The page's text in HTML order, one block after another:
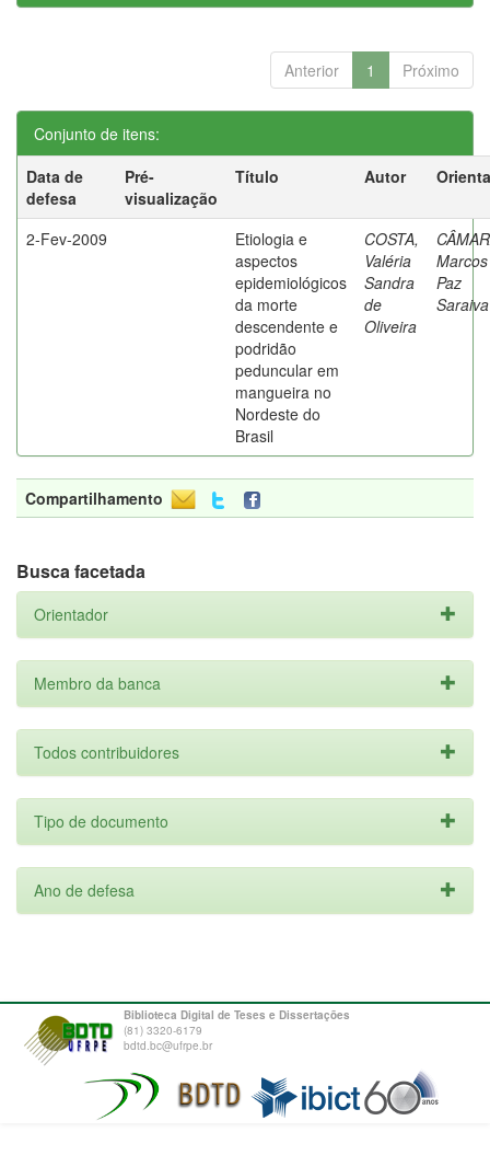
Anterior 1 Próximo
Conjunto de itens:
Data de
defesa
Pré-
visualização
Título Autor
2-Fev-2009
Etiologia e
aspectos
epidemiológicos
da morte
descendente e
podridão
peduncular em
mangueira no
Nordeste do
Brasil
COSTA,
Valéria
Sandra
de
Oliveira
Marcos
Paz
Saraiva
Compartilhamento
Busca facetada
Orientador
Membro da banca
Todos contribuidores
Tipo de documento
Ano de defesa
Biblioteca Digital de Teses e Dissertações
(81) 3320-6179
bdtd.bc@ufrpe.br